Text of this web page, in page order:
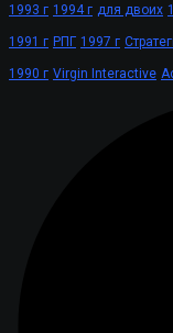
1993 г 1994 г для двоих
1991 г РПГ 1997 г
1990 г Virgin Interactive